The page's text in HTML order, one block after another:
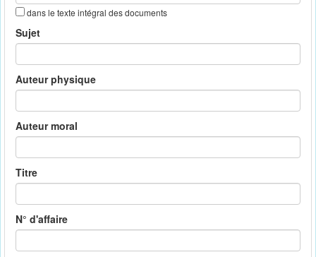
dans le texte intégral des documents
Sujet
Auteur physique
Auteur moral
Titre
N° d'affaire